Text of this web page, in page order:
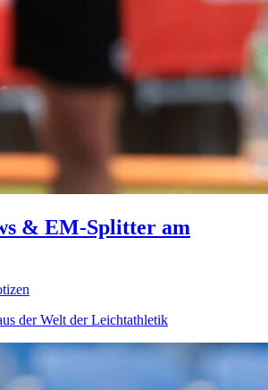
& EM-Splitter am
der Welt der Leichtathletik